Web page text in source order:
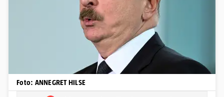
Foto: ANNEGRET HILSE